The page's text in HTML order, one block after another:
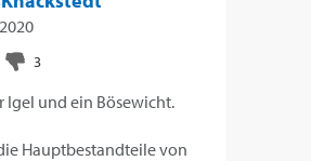
Igel und ein Bösewicht.
Hauptbestandteile von